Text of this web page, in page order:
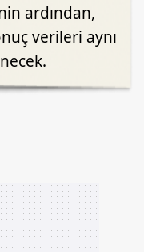
ardından,
verileri aynı